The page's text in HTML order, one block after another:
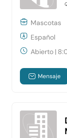
Mascotas
Español
Abierto |
Mensaje